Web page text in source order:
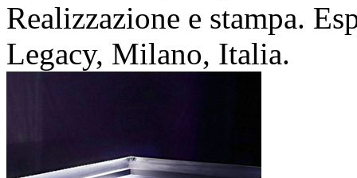
Realizzazione e stampa.
Legacy, Milano, Italia.